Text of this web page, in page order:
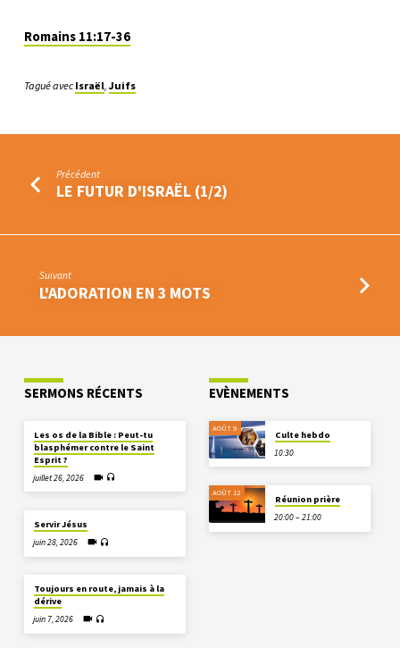
Romains 11:17-36
Tagué avec Israël,Juifs
Précédent
LE FUTUR D'ISRAËL (1/2)
Suivant
L'ADORATION EN 3 MOTS
SERMONS RÉCENTS
Les os de la Bible : Peut-tu
blasphémer contre le Saint
Esprit ?
juillet 26, 2026
Servir Jésus
juin 28, 2026
Toujours en route, jamais à la
dérive
juin 7, 2026
EVÈNEMENTS
AOÛT 9
Culte hebdo
10:30
AOÛT 12
Réunion prière
20:00 – 21:00